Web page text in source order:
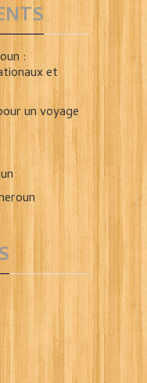
:
et
un voyage